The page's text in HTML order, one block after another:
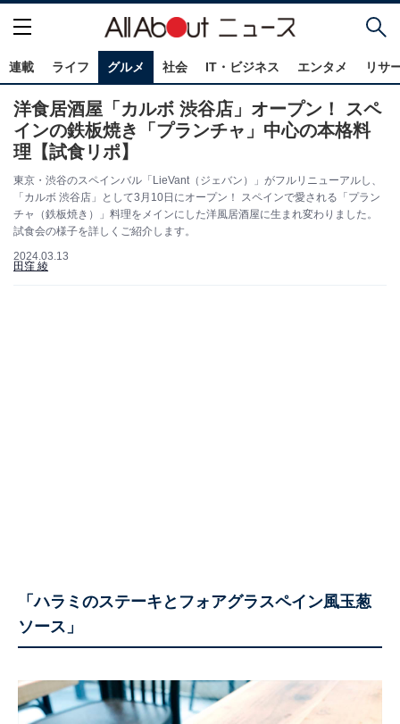
連載 ライフ グルメ 社会 IT・ビジネス エンタメ リサ
洋食居酒屋「カルボ 渋谷店」オープン！ スペ
インの鉄板焼き「プランチャ」中心の本格料
理【試食リポ】
東京・渋谷のスペインバル「LieVant（ジェバン）」がフルリニューアルし、
「カルボ 渋谷店」として3月10日にオープン！ スペインで愛される「プラン
チャ（鉄板焼き）」料理をメインにした洋風居酒屋に生まれ変わりました。
試食会の様子を詳しくご紹介します。
2024.03.13
田窪 綾
「ハラミのステーキとフォアグラスペイン風玉葱
ソース」